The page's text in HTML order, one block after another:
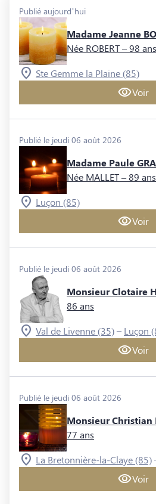
Publié aujourd’hui
Madame Jeanne
Née ROBERT– 98 ans
Ste Gemme la Plaine (85)
Voir
Publié le jeudi 06 août 2026
Madame Paule
Née MALLET– 89 ans
Luçon (85)
Voir
Publié le jeudi 06 août 2026
Monsieur Clotaire
86 ans
Val de Livenne (35)– Luçon
Voir
Publié le jeudi 06 août 2026
Monsieur Christian
77 ans
La Bretonnière-la-Claye (85)
Voir